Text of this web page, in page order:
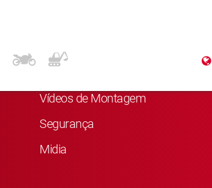
Vídeos de Montagem
Segurança
Midia